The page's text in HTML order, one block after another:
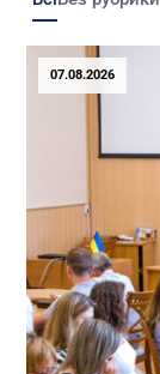
07.08.2026